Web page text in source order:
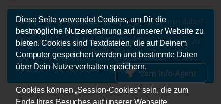
Diese Seite verwendet Cookies, um Dir die
bestmögliche Nutzererfahrung auf unserer Website zu
bieten. Cookies sind Textdateien, die auf Deinem
Computer gespeichert werden und bestimmte Daten
über Dein Nutzerverhalten speichern.
Cookies können „Session-Cookies“ sein, die zum
Ende Ihres Besuches auf unserer Webseite
Kein passendes Angebot oder passender Termin dabei?
Melde dich jetzt beim Info-Agenten an und erhalte
Informationen zu neuen Terminen und Angeboten zu
diesem Kurs.
zum Info-Agent